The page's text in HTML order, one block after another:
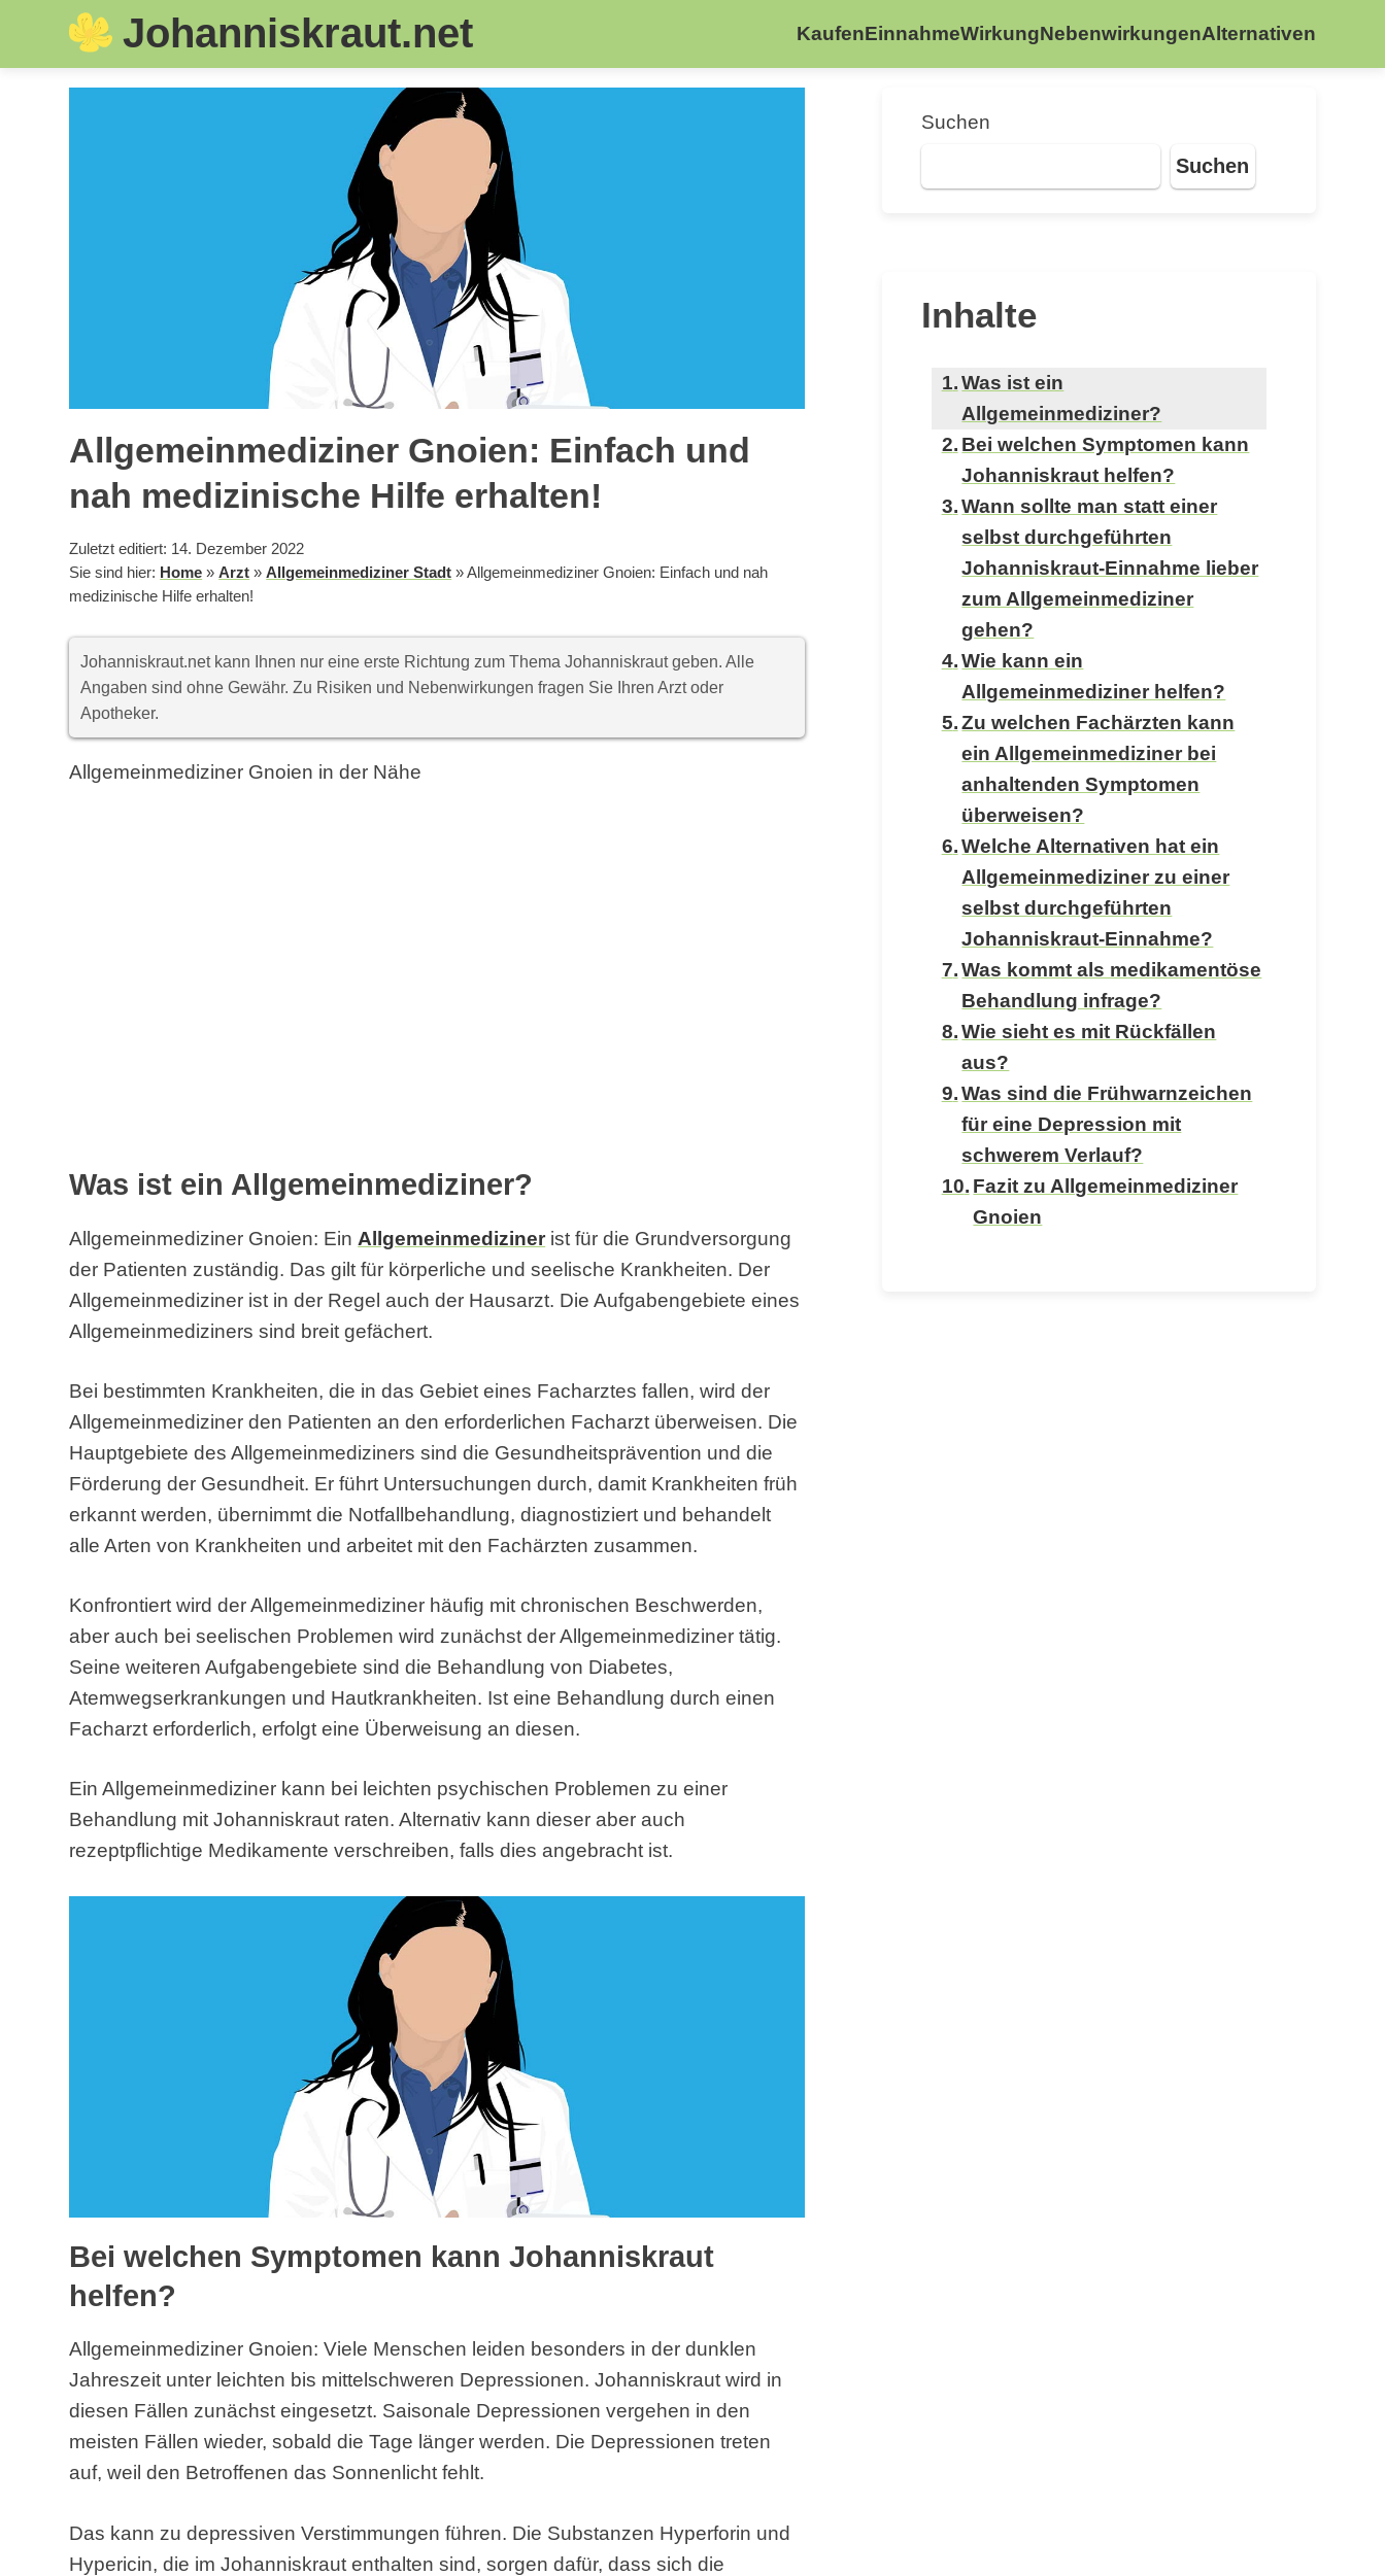
Johanniskraut.net KaufenEinnahmeWirkungNebenwirkungenAlternativen
Allgemeinmediziner Gnoien: Einfach und
nah medizinische Hilfe erhalten!
Zuletzt editiert: 14. Dezember 2022
Sie sind hier: Home »Arzt »Allgemeinmediziner Stadt »Allgemeinmediziner Gnoien: Einfach und nah
medizinische Hilfe erhalten!
Johanniskraut.net kann Ihnen nur eine erste Richtung zum Thema Johanniskraut geben. Alle
Angaben sind ohne Gewähr. Zu Risiken und Nebenwirkungen fragen Sie Ihren Arzt oder
Apotheker.
Allgemeinmediziner Gnoien in der Nähe
Was ist ein Allgemeinmediziner?
Allgemeinmediziner Gnoien: Ein Allgemeinmediziner ist für die Grundversorgung
der Patienten zuständig. Das gilt für körperliche und seelische Krankheiten. Der
Allgemeinmediziner ist in der Regel auch der Hausarzt. Die Aufgabengebiete eines
Allgemeinmediziners sind breit gefächert.
Bei bestimmten Krankheiten, die in das Gebiet eines Facharztes fallen, wird der
Allgemeinmediziner den Patienten an den erforderlichen Facharzt überweisen. Die
Hauptgebiete des Allgemeinmediziners sind die Gesundheitsprävention und die
Förderung der Gesundheit. Er führt Untersuchungen durch, damit Krankheiten früh
erkannt werden, übernimmt die Notfallbehandlung, diagnostiziert und behandelt
alle Arten von Krankheiten und arbeitet mit den Fachärzten zusammen.
Konfrontiert wird der Allgemeinmediziner häufig mit chronischen Beschwerden,
aber auch bei seelischen Problemen wird zunächst der Allgemeinmediziner tätig.
Seine weiteren Aufgabengebiete sind die Behandlung von Diabetes,
Atemwegserkrankungen und Hautkrankheiten. Ist eine Behandlung durch einen
Facharzt erforderlich, erfolgt eine Überweisung an diesen.
Ein Allgemeinmediziner kann bei leichten psychischen Problemen zu einer
Behandlung mit Johanniskraut raten. Alternativ kann dieser aber auch
rezeptpflichtige Medikamente verschreiben, falls dies angebracht ist.
Bei welchen Symptomen kann Johanniskraut
helfen?
Allgemeinmediziner Gnoien: Viele Menschen leiden besonders in der dunklen
Jahreszeit unter leichten bis mittelschweren Depressionen. Johanniskraut wird in
diesen Fällen zunächst eingesetzt. Saisonale Depressionen vergehen in den
meisten Fällen wieder, sobald die Tage länger werden. Die Depressionen treten
auf, weil den Betroffenen das Sonnenlicht fehlt.
Das kann zu depressiven Verstimmungen führen. Die Substanzen Hyperforin und
Hypericin, die im Johanniskraut enthalten sind, sorgen dafür, dass sich die
Suchen
Suchen
Inhalte
Was ist ein
Allgemeinmediziner?
Bei welchen Symptomen kann
Johanniskraut helfen?
Wann sollte man statt einer
selbst durchgeführten
Johanniskraut-Einnahme lieber
zum Allgemeinmediziner
gehen?
Wie kann ein
Allgemeinmediziner helfen?
Zu welchen Fachärzten kann
ein Allgemeinmediziner bei
anhaltenden Symptomen
überweisen?
Welche Alternativen hat ein
Allgemeinmediziner zu einer
selbst durchgeführten
Johanniskraut-Einnahme?
Was kommt als medikamentöse
Behandlung infrage?
Wie sieht es mit Rückfällen
aus?
Was sind die Frühwarnzeichen
für eine Depression mit
schwerem Verlauf?
Fazit zu Allgemeinmediziner
Gnoien